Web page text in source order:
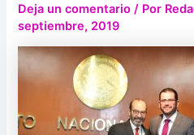
Deja un comentario / Por
septiembre, 2019